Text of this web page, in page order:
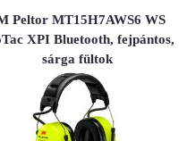
Peltor MT15H7AWS6 WS
XPI Bluetooth, fejpántos,
sárga fültok